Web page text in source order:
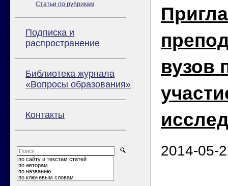
Статьи по рубрикам
Подписка и
распространение
Библиотека журнала
«Вопросы образования»
Контакты
по сайту и текстам статей
по авторам
по названию
по ключевым словам
вузов
2014-05-